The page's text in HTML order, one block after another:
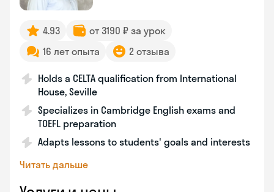
4.93
от 3190 ₽ за урок
16 лет опыта
2 отзыва
Holds a CELTA qualification from International
House, Seville
Specializes in Cambridge English exams and
TOEFL preparation
Adapts lessons to students' goals and interests
Читать дальше